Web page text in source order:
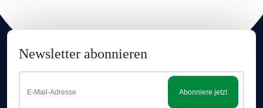
Newsletter abonnieren
Abonniere jetzt